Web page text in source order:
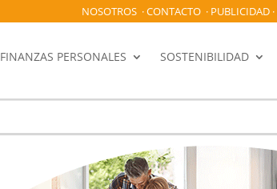
NOSOTROS·CONTACTO· PUBLICIDAD·
FINANZAS PERSONALES SOSTENIBILIDAD